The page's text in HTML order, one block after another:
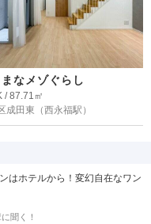
なメゾぐらし
/ 87.71㎡
成田東 （西永福駅）
はホテルから！変幻自在なワン
聞く！